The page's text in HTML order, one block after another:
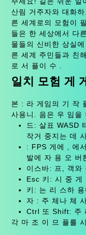
산림 거주자와 대화
른 세계로의 모험이
들은 한 세상에서 다
물들의 신비한 상실
른 세계 주민들과 친
로 서 플이 수 .
일치 모험 게
본 : 라 게임의 기 작
사용니. 음은 우 임을
드: 살표 WASD
작거 중지는 데 사
: FPS 게에 , 에
발에 자 용 오 버
이스바: 프, 객와
Esc 키: 시 중 게
키: 는 리 스하 용
자 : 주 체나 체
Ctrl 또 Shift: 주
각 마 조 이 므 플를